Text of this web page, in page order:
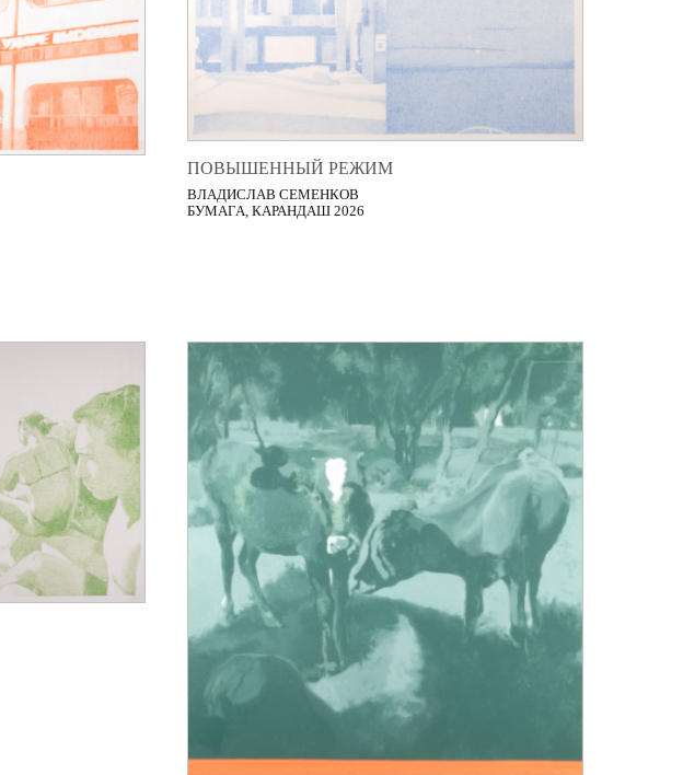
ПОВЫШЕННЫЙ РЕЖИМ
ВЛАДИСЛАВ СЕМЕНКОВ
БУМАГА, КАРАНДАШ 2026